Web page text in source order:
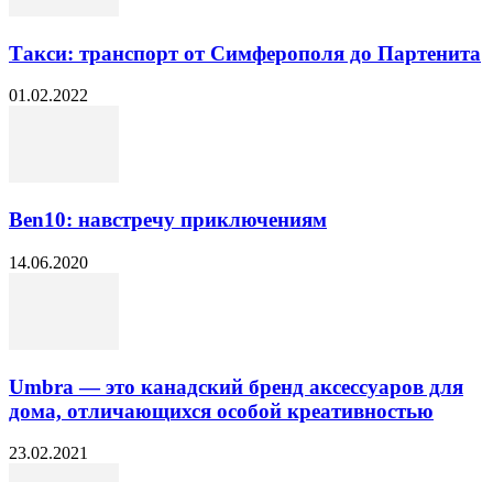
Такси: транспорт от Симферополя до Партенита
01.02.2022
Ben10: навстречу приключениям
14.06.2020
Umbra — это канадский бренд аксессуаров для
дома, отличающихся особой креативностью
23.02.2021